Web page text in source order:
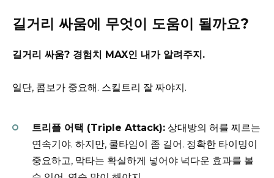
길거리 싸움에 무엇이 도움이 될까요?
길거리 싸움? 경험치 MAX인 내가 알려주지.
일단, 콤보가 중요해. 스킬트리 잘 짜야지.
트리플 어택 (Triple Attack): 상대방의 허를 찌르는
연속기야. 하지만, 쿨타임이 좀 길어. 정확한 타이밍이
중요하고, 막타는 확실하게 넣어야 넉다운 효과를 볼